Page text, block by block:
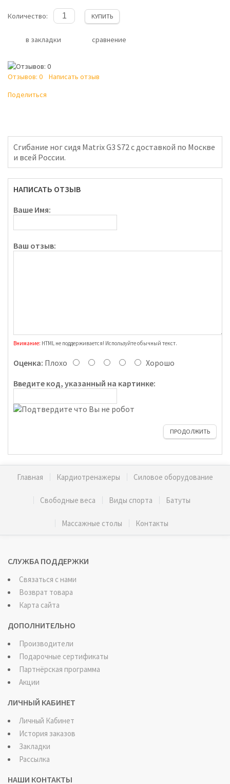
Количество: КУПИТЬ
в закладки сравнение
Отзывов: 0
Написать отзыв
Поделиться
Сгибание ног сидя Matrix G3 S72 с доставкой по Москве
и всей России.
НАПИСАТЬ ОТЗЫВ
Ваше Имя:
Ваш отзыв:
Внимание: HTML не поддерживается! Используйте обычный текст.
Оценка: Плохо
Хорошо
Введите код, указанный на картинке:
ПРОДОЛЖИТЬ
Главная Кардиотренажеры Силовое оборудование
Свободные веса Виды спорта Батуты
Массажные столы Контакты
СЛУЖБА ПОДДЕРЖКИ
Связаться с нами
Возврат товара
Карта сайта
ДОПОЛНИТЕЛЬНО
Производители
Подарочные сертификаты
Партнёрская программа
Акции
ЛИЧНЫЙ КАБИНЕТ
Личный Кабинет
История заказов
Закладки
Рассылка
НАШИ КОНТАКТЫ